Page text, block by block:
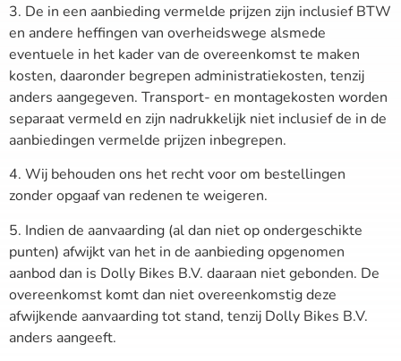
3. De in een aanbieding vermelde prijzen zijn inclusief BTW
en andere heffingen van overheidswege alsmede
eventuele in het kader van de overeenkomst te maken
kosten, daaronder begrepen administratiekosten, tenzij
anders aangegeven. Transport- en montagekosten worden
separaat vermeld en zijn nadrukkelijk niet inclusief de in de
aanbiedingen vermelde prijzen inbegrepen.
4. Wij behouden ons het recht voor om bestellingen
zonder opgaaf van redenen te weigeren.
5. Indien de aanvaarding (al dan niet op ondergeschikte
punten) afwijkt van het in de aanbieding opgenomen
aanbod dan is Dolly Bikes B.V. daaraan niet gebonden. De
overeenkomst komt dan niet overeenkomstig deze
afwijkende aanvaarding tot stand, tenzij Dolly Bikes B.V.
anders aangeeft.